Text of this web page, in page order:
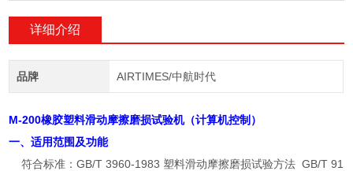
详细介绍
品牌 AIRTIMES/中航时代
M-200橡胶塑料滑动摩擦磨损试验机（计算机控制）
一、适用范围及功能
符合标准：GB/T 3960-1983 塑料滑动摩擦磨损试验方法 GB/T 91